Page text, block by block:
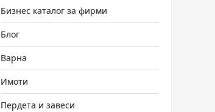
Бизнес каталог за фирми
Блог
Варна
Имоти
Пердета и завеси